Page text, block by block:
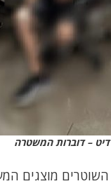
– דוברות המשטרה
מוצגים